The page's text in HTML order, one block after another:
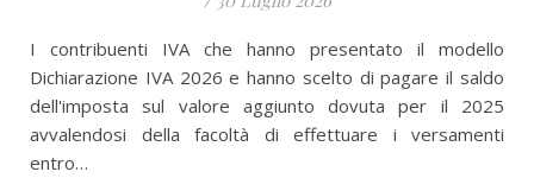
I contribuenti IVA che hanno presentato il modello
Dichiarazione IVA 2026 e hanno scelto di pagare il saldo
dell'imposta sul valore aggiunto dovuta per il 2025
avvalendosi della facoltà di effettuare i versamenti
entro…